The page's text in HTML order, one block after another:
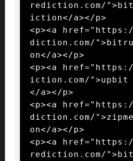
rediction.com/
iction</a></p>
<p><a
diction.com/
on</a></p>
<p><a
iction.com/">upbit
</a></p>
<p><a
diction.com/
on</a></p>
<p><a
rediction.com/